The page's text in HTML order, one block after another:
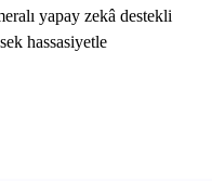
yapay zekâ destekli
hassasiyetle